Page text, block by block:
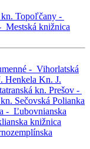
Topoľčany -
Mestská knižnica
- Vihorlatská
Henkela Kn. J.
kn. Prešov -
Sečovská Polianka
- Ľubovnianska
knižnica